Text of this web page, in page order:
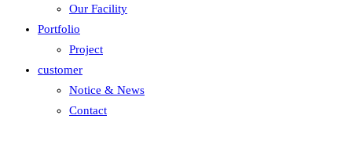
Our Facility
Portfolio
Project
customer
Notice & News
Contact